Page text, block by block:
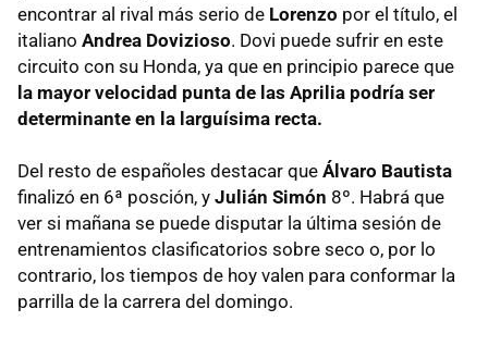
encontrar al rival más serio de Lorenzo por el título, el
italiano Andrea Dovizioso. Dovi puede sufrir en este
circuito con su Honda, ya que en principio parece que
la mayor velocidad punta de las Aprilia podría ser
determinante en la larguísima recta.
Del resto de españoles destacar que Álvaro Bautista
finalizó en 6ª posción, y Julián Simón 8º. Habrá que
ver si mañana se puede disputar la última sesión de
entrenamientos clasificatorios sobre seco o, por lo
contrario, los tiempos de hoy valen para conformar la
parrilla de la carrera del domingo.